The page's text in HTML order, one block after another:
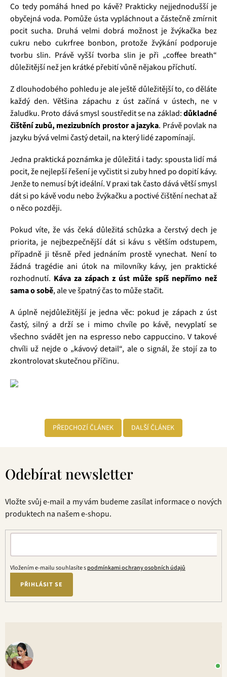
Co tedy pomáhá hned po kávě? Prakticky nejjednodušší je
obyčejná voda. Pomůže ústa vypláchnout a částečně zmírnit
pocit sucha. Druhá velmi dobrá možnost je žvýkačka bez
cukru nebo cukrfree bonbon, protože žvýkání podporuje
tvorbu slin. Právě vyšší tvorba slin je při „coffee breath“
důležitější než jen krátké přebití vůně nějakou příchutí.
Z dlouhodobého pohledu je ale ještě důležitější to, co děláte
každý den. Většina zápachu z úst začíná v ústech, ne v
žaludku. Proto dává smysl soustředit se na základ:důkladné
čištění zubů, mezizubních prostor a jazyka. Právě povlak na
jazyku bývá velmi častý detail, na který lidé zapomínají.
Jedna praktická poznámka je důležitá i tady: spousta lidí má
pocit, že nejlepší řešení je vyčistit si zuby hned po dopití kávy.
Jenže to nemusí být ideální. V praxi tak často dává větší smysl
dát si po kávě vodu nebo žvýkačku a poctivé čištění nechat až
o něco později.
Pokud víte, že vás čeká důležitá schůzka a čerstvý dech je
priorita, je nejbezpečnější dát si kávu s větším odstupem,
případně ji těsně před jednáním prostě vynechat. Není to
žádná tragédie ani útok na milovníky kávy, jen praktické
rozhodnutí. Káva za zápach z úst může spíš nepřímo než
sama o sobě, ale ve špatný čas to může stačit.
A úplně nejdůležitější je jedna věc: pokud je zápach z úst
častý, silný a drží se i mimo chvíle po kávě, nevyplatí se
všechno svádět jen na espresso nebo cappuccino. V takové
chvíli už nejde o „kávový detail“, ale o signál, že stojí za to
zkontrolovat skutečnou příčinu.
PŘEDCHOZÍ ČLÁNEK DALŠÍ ČLÁNEK
Odebírat newsletter
Vložte svůj e-mail a my vám budeme zasílat informace o nových
produktech na našem e-shopu.
Vložením e-mailu souhlasíte spodmínkami ochrany osobních údajů
PŘIHLÁSIT SE